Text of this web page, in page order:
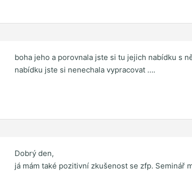
boha jeho a porovnala jste si tu jejich nabídku s
nabídku jste si nenechala vypracovat ….
Dobrý den,
já mám také pozitivní zkušenost se zfp. Seminář